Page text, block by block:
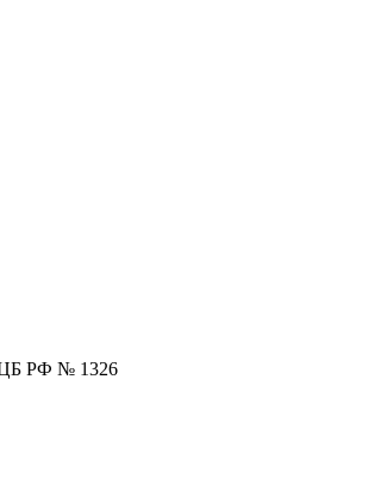
ЦБ РФ № 1326